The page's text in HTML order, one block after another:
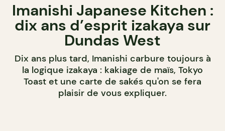
Imanishi Japanese Kitchen :
dix ans d’esprit izakaya sur
Dundas West
Dix ans plus tard, Imanishi carbure toujours à
la logique izakaya : kakiage de maïs, Tokyo
Toast et une carte de sakés qu'on se fera
plaisir de vous expliquer.